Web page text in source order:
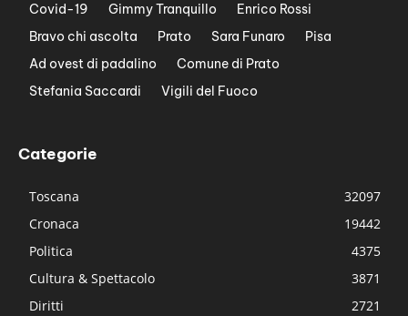
Covid-19
Gimmy Tranquillo
Enrico Rossi
Bravo chi ascolta
Prato Sara Funaro
Pisa
Ad ovest di padalino
Comune di Prato
Stefania Saccardi
Vigili del Fuoco
Categorie
Toscana
32097
Cronaca
19442
Politica
4375
Cultura & Spettacolo
3871
Diritti
2721